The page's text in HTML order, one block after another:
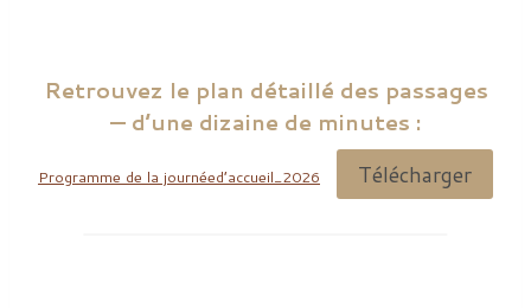
Retrouvez le plan détaillé des passages
— d’une dizaine de minutes :
Programme de la journéed’accueil_2026 Télécharger